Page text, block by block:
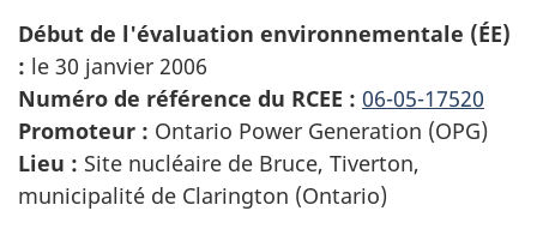
Début de l'évaluation environnementale (ÉE)
: le 30 janvier 2006
Numéro de référence du RCEE : 06-05-17520
Promoteur : Ontario Power Generation (OPG)
Lieu : Site nucléaire de Bruce, Tiverton,
municipalité de Clarington (Ontario)